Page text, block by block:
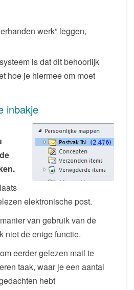
werk” leggen,
is dat dit behoorlijk
hoe je hiermee om moet
inbakje
elektronische post.
van gebruik van de
niet de enige functie.
eerder gelezen mail te
taak, waar je een aantal
hebt